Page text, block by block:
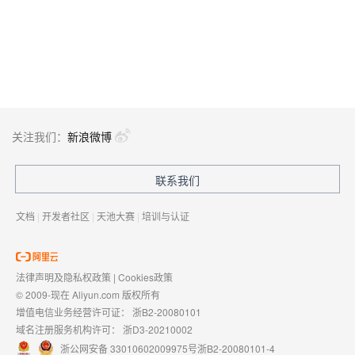
关注我们： 新浪微博
联系我们
文档 | 开发者社区 | 天池大赛 | 培训与认证
法律声明及隐私权政策 | Cookies政策
© 2009-现在 Aliyun.com 版权所有
增值电信业务经营许可证： 浙B2-20080101
域名注册服务机构许可： 浙D3-20210002
浙公网安备 33010602009975号浙B2-20080101-4